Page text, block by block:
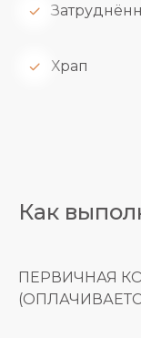
Храп
Как
ПЕРВИЧНАЯ